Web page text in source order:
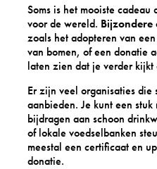
Soms is het mooiste
voor de wereld. Bijzondere
zoals het adopteren van
van bomen, of een donatie
laten zien dat je verder
Er zijn veel organisaties die
aanbieden. Je kunt een
bijdragen aan schoon
of lokale voedselbanken
meestal een certificaat en
donatie.